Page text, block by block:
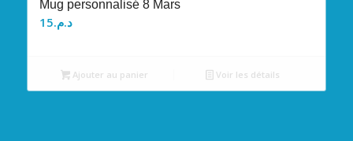
Mug personnalisé 8 Mars
د.م.15
Ajouter au panier Voir les détails